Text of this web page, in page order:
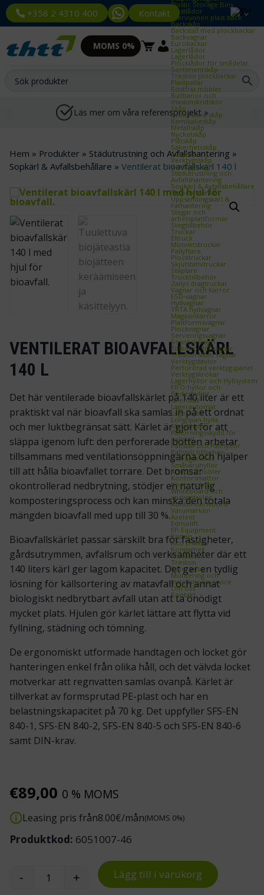
+358 2 4310 400 Kontakt
Plastic Storage Bins
Plastlådor
Återvunnen plast back
Backskåp
Backställ med plockbackar
Backvagnar
Eurobackar
Lagerlådor
Lagerlådor
Plocklådor för smådelar
Sortimentskåp
Treston plockbackar
Plastpallar
Rostfria möbler
Rullbanor och
maskinskridskor
Skåp
Brandsäkra skåp
Kemikalieskåp
Metallskåp
Nyckelskåp
Plåtskåp
Säkerhetsskåp
Stålskåp
Verktygsskåp
Verktygsvagn
Städutrustning och
Avfallshantering
Sopkärl & Avfallsbehållare
Tippcontainer
Uppsamlingskärl &
Fathantering
Stegar och
arbetsplattformar
Stegtillbehör
Truckar
Eltruck
Motviktstruckar
Pallyftare
Plocktruckar
Skjutstativtruckar
Staplare
Trucktillbehör
Zallys dragtruckar
Vagnar och Kärror
ESD‑vagnar
Hyllvagnar
TRTA hyllvagnar
Magasinkärror
Plattformsvagnar
Plockvagnar
Serveringsvagnar
Sopsäcksvagn
Tillbehör till vagnar
Treston Multi vagnar
Verktygstavlor
Perforerad verktygspanel
Verktygskrokar
Lagerhyllor och Hyllsystem
FIFO‑hyllor och
flödeshyllor
Grenställ
Lagerautomat
Lagerhylla
Longspan hylla
Metallhyllor
Påkörningsskydd för
pallställ
Pallställ och Pallhyllor
Pallställ tillbehör
Utdragsenhet
Småvaruhyllor
Kontorsmöbler
Kontorsmattor
Kontorsstolar
Whiteboard och
anslagstavlor
Kontorsskrivbord
Varumärken
Axelent
Edmolift
EP-Equipment
Kasten
Kito Erikkilä
Kongamek
Mitsubishi
Treston
Referenser
Montering och
installationsservice
Om oss
Kontakt
MOMS 0%
Läs mer om våra referensprojekt »
Hem » Produkter » Städutrustning och Avfallshantering »
Sopkärl & Avfallsbehållare » Ventilerat bioavfallskärl 140 l
VENTILERAT BIOAVFALLSKÄRL
140 L
Det här ventilerade bioavfallskärlet på 140 liter är ett
praktiskt val när bioavfall ska samlas in på ett ordnat
och mer luktbegränsat sätt. Kärlet är gjort för att
släppa igenom luft: den perforerade botten arbetar
tillsammans med ventilationsöppningarna och hjälper
till att hålla bioavfallet torrare. Det bromsar
okontrollerad nedbrytning, stödjer en naturlig
komposteringsprocess och kan minska den totala
mängden bioavfall med upp till 30 %.
Bioavfallskärlet passar särskilt bra för fastigheter,
gårdsutrymmen, avfallsrum och verksamheter där ett
140 liters kärl ger lagom kapacitet. Det ger en tydlig
lösning för källsortering av matavfall och annat
biologiskt nedbrytbart avfall utan att ta onödigt
mycket plats. Hjulen gör kärlet lättare att flytta vid
fyllning, städning och tömning.
De ergonomiskt utformade handtagen och locket gör
hanteringen enkel från olika håll, och det välvda locket
motverkar att regnvatten samlas ovanpå. Kärlet är
tillverkat av formsprutad PE-plast och har en
belastningskapacitet på 70 kg. Det uppfyller SFS-EN
840-1, SFS-EN 840-2, SFS-EN 840-5 och SFS-EN 840-6
samt DIN-krav.
€89,00 0 % MOMS
Leasing pris från8.00€/mån(MOMS 0%)
Produktkod: 6051007-46
Ventilerat bioavfallskärl 140 l mängd
- + Lägg till i varukorg